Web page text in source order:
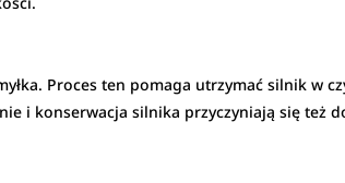
Proces ten pomaga utrzymać silnik w
i konserwacja silnika przyczyniają się też